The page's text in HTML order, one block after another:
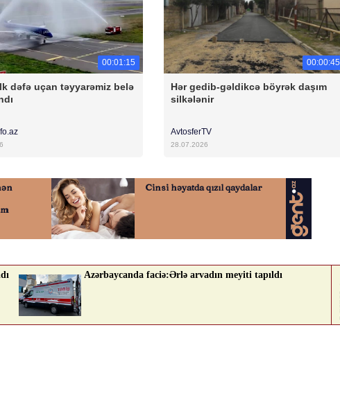
00:01:15
dəfə uçan təyyarəmiz belə
00:00:45
Hər gedib-gəldikcə böyrək daşım
silkələnir
AvtosferTV
28.07.2026